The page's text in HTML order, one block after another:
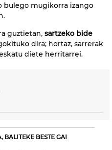
bulego mugikorra izango
guztietan, sartzeko bide
dira; hortaz, sarrerak
diete herritarrei.
BALITEKE BESTE GAI